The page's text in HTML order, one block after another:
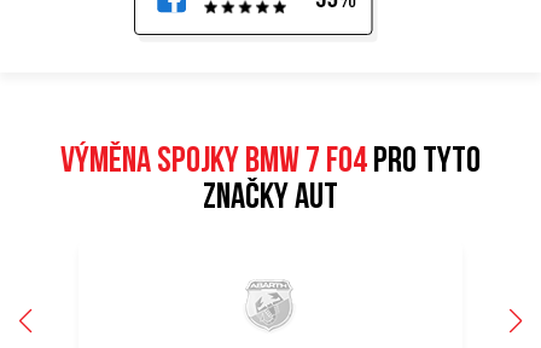
Výměna spojky BMW 7 F04pro tyto
značky aut